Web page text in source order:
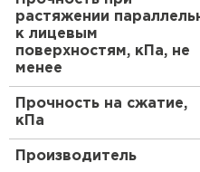
Утеплитель Белтеп
различных типов
офисные здания,
объекты. Он
теплоизоляции, что
снизить расходы на
растяжении
к лицевым
поверхностям, кПа, не
менее
Прочность на сжатие,
кПа
Производитель
Рулонная
ПЕРЕЙТИ